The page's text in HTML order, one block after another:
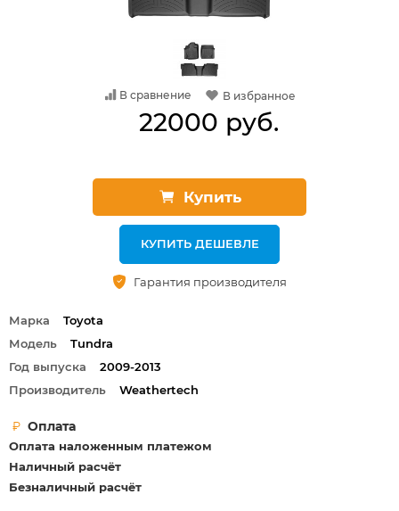
Марка
Toyota
Модель
Tundra
Год выпуска
2009-2013
Производитель
Weathertech
Оплата
Оплата наложенным платежом
Наличный расчёт
Безналичный расчёт
В сравнение В избранное
22000 руб.
Купить
КУПИТЬ ДЕШЕВЛЕ
Гарантия производителя